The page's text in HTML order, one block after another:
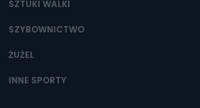
SZTUKI WALKI
SZYBOWNICTWO
ŻUŻEL
INNE SPORTY